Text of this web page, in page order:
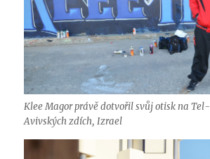
Klee Magor právě dotvořil svůj otisk na Tel-
Avivských zdích, Izrael